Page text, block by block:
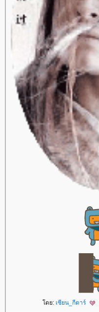
ดย: เซียน_กีตาร์